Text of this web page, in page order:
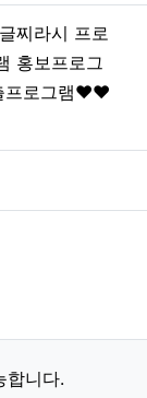
찌라시 프로
홍보프로그
프로그램❤️❤️
합니다.